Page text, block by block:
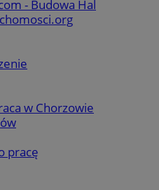
- Budowa Hal
w Chorzowie
pracę